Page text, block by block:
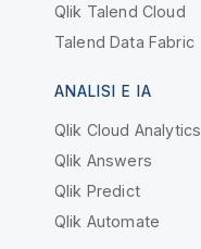
Qlik Talend Cloud
Talend Data Fabric
ANALISI E IA
Qlik Cloud Analytics
Qlik Answers
Qlik Predict
Qlik Automate